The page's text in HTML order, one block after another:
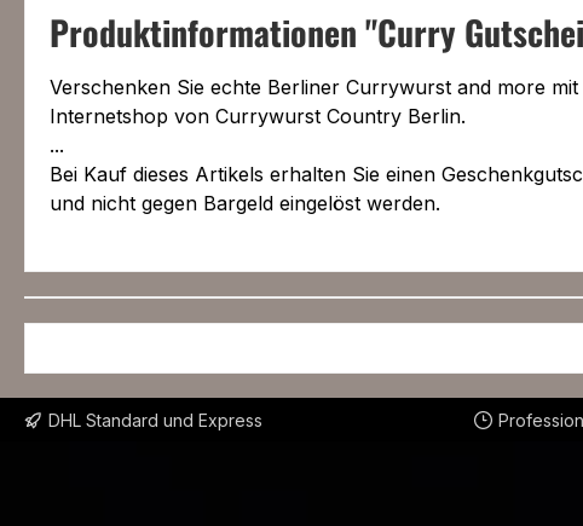
Produktinformationen "Curry
Verschenken Sie echte Berliner Currywurst and more
Internetshop von Currywurst Country Berlin.
...
Bei Kauf dieses Artikels erhalten Sie einen
und nicht gegen Bargeld eingelöst werden.
DHL Standard und Express